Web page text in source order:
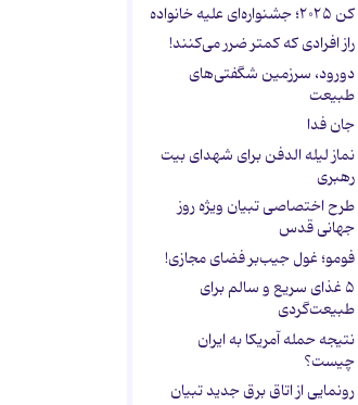
کن ۲۰۲۵؛ جشنواره‌ای علیه خانواده
راز افرادی که کمتر ضرر می‌کنند!
دورود، سرزمین شگفتی‌های
طبیعت
جان فدا
نماز لیله الدفن برای شهدای بیت
رهبری
طرح اختصاصی تبیان ویژه روز
جهانی قدس
فومو؛ غول جیب‌بر فضای مجازی!
۵ غذای سریع و سالم برای
طبیعت‌گردی
نتیجه حمله آمریکا به ایران
چیست؟
رونمایی از اتاق برق جدید تبیان